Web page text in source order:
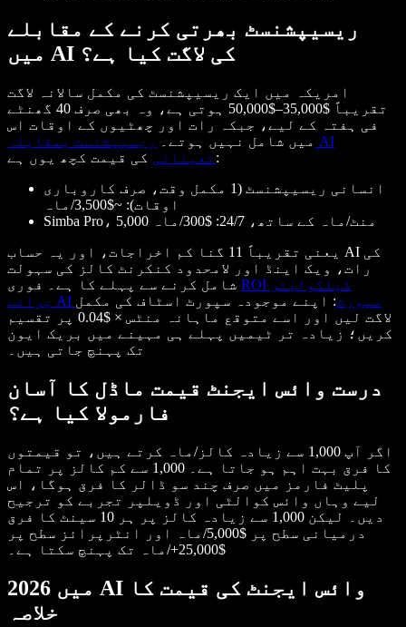
ریسیپشنسٹ بھرتی کرنے کے مقابلے
میں AI کی لاگت کیا ہے؟
امریکہ میں ایک ریسیپشنسٹ کی مکمل سالانہ لاگت
تقریباً $35,000–$50,000 ہوتی ہے، وہ بھی صرف 40 گھنٹے
فی ہفتہ کے لیے، جبکہ رات اور چھٹیوں کے اوقات اس
میں شامل نہیں ہوتے۔
ریسیپشنسٹ بمقابلہ AI
تعیناتی کی قیمت کچھ یوں ہے:
انسانی ریسیپشنسٹ (1 مکمل وقت، صرف کاروباری
اوقات): ~$3,500/ماہ
Simba Pro، 5,000 منٹ/ماہ کے ساتھ، 24/7: $300/ماہ
یعنی تقریباً 11 گنا کم اخراجات، اور یہ حساب AI کی
رات، ویک اینڈ اور لامحدود کنکرنٹ کالز کی سہولت
ROI کیلکولیٹر
برائے AI سپورٹ: اپنے موجودہ سپورٹ اسٹاف کی مکمل
لاگت لیں اور اسے متوقع ماہانہ منٹس × $0.04 پر تقسیم
کریں؛ زیادہ تر ٹیمیں پہلے ہی مہینے میں بریک ایون
تک پہنچ جاتی ہیں۔
درست وائس ایجنٹ قیمت ماڈل کا آسان
فارمولا کیا ہے؟
اگر آپ 1,000 سے زیادہ کالز/ماہ کرتے ہیں، تو قیمتوں
کا فرق بہت اہم ہو جاتا ہے۔ 1,000 سے کم کالز پر تمام
پلیٹ فارمز میں صرف چند سو ڈالر کا فرق ہوگا، اس
لیے وہاں وائس کوالٹی اور ڈویلپر تجربے کو ترجیح
دیں۔ لیکن 1,000 سے زیادہ کالز پر ہر 10 سینٹ کا فرق
درمیانی سطح پر $5,000/ماہ اور انٹرپرائز سطح پر
$25,000+/ماہ تک پہنچ سکتا ہے۔
2026 میں AI وائس ایجنٹ کی قیمت کا
خلاصہ